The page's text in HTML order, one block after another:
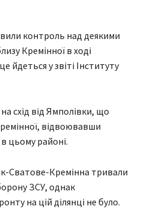
контроль над деякими
Кремінної в ході
йдеться у звіті Інституту
схід від Ямполівки, що
відвоювавши
цьому районі.
Сватове-Кремінна тривали
ЗСУ, однак
на цій ділянці не було.